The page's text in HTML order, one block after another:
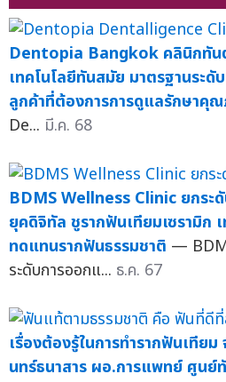
Dentopia Bangkok คลินิกทัน
เทคโนโลยีทันสมัย มาตรฐานระดั
ลูกค้าที่ต้องการการดูแลรักษาคุ
De... มี.ค. 68
BDMS Wellness Clinic ยกระ
ยุคดิจิทัล ชูรากฟันเทียมเซรามิก
ทดแทนรากฟันธรรมชาติ —
ระดับการออกแ... ธ.ค. 67
เรื่องต้องรู้ในการทำรากฟันเทีย
นทร์ธนาสาร ผอ.การแพทย์ ศูนย์